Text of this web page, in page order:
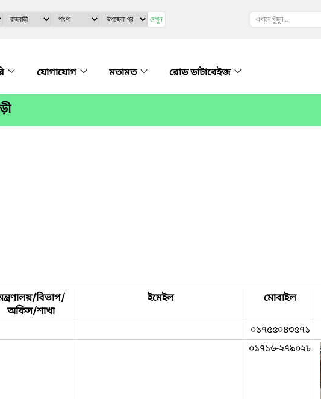
দেখুন
যোগাযোগ মতামত রোড ডাটাবেইজ
বিভাগ/
অফিস/শাখা
ইমেইল মোবাইল
০১৭৫৫০৪৩৫৭১
০১৭১৬-২৭৯০২৮